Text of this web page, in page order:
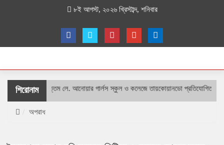
৮ই আগস্ট, ২০২৬ খ্রিস্টাব্দ, শনিবার
শিরোনাম
শহীদ বীর উত্তম লে. আনোয়ার গার্লস স্কুল ও কলেজে তায়কোয়ানডো প্রতিযোগিতা
অপরাধ